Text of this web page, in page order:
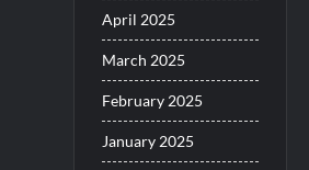
April 2025
March 2025
February 2025
January 2025